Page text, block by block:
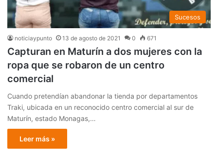
Sucesos
noticiaypunto 13 de agosto de 2021 0 671
Capturan en Maturín a dos mujeres con la
ropa que se robaron de un centro
comercial
Cuando pretendían abandonar la tienda por departamentos
Traki, ubicada en un reconocido centro comercial al sur de
Maturín, estado Monagas,…
Leer más »